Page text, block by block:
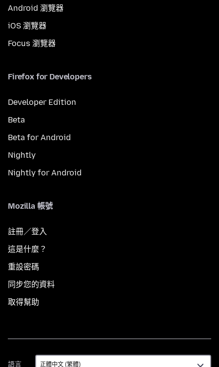
Android 瀏覽器
iOS 瀏覽器
Focus 瀏覽器
Firefox for Developers
Developer Edition
Beta
Beta for Android
Nightly
Nightly for Android
Mozilla 帳號
註冊／登入
這是什麼？
重設密碼
同步您的資料
取得幫助
語言
語